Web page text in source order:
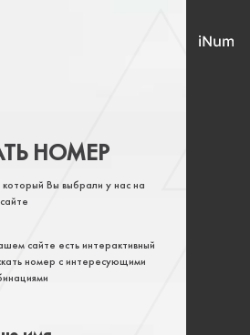
НОМЕР
Вы выбрали у нас на
сайте
сайте есть интерактивный
номер с интересующими